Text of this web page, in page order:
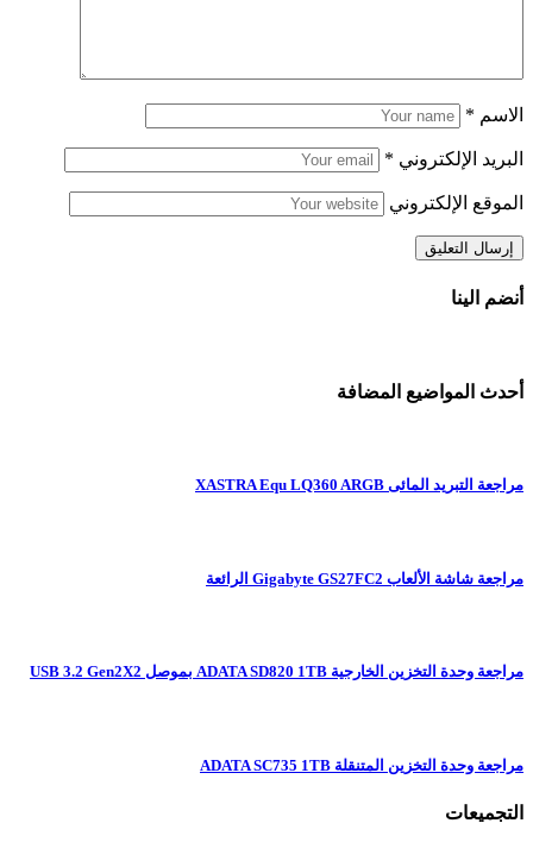
الاسم *
البريد الإلكتروني *
الموقع الإلكتروني
أنضم الينا
أحدث المواضيع المضافة
مراجعة التبريد المائى XASTRA Equ LQ360 ARGB
مراجعة شاشة الألعاب Gigabyte GS27FC2 الرائعة
مراجعة وحدة التخزين الخارجية ADATA SD820 1TB بموصل USB 3.2 Gen2X2
مراجعة وحدة التخزين المتنقلة ADATA SC735 1TB
التجميعات